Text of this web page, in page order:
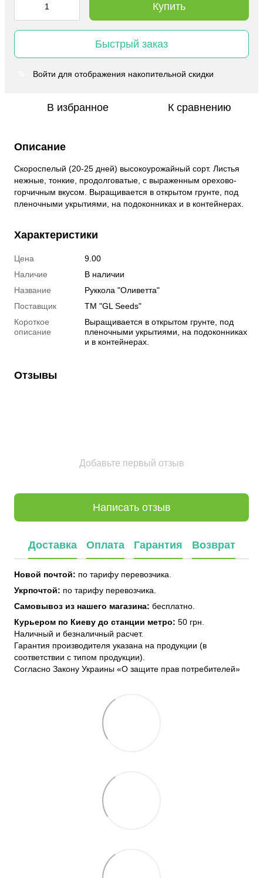
Купить
Быстрый заказ
Войти для отображения накопительной скидки
В избранное К сравнению
Описание
Скороспелый (20-25 дней) высокоурожайный сорт. Листья
нежные, тонкие, продолговатые, с выраженным орехово-
горчичным вкусом. Выращивается в открытом грунте, под
пленочными укрытиями, на подоконниках и в контейнерах.
Характеристики
Цена
9.00
Наличие
В наличии
Название
Руккола "Оливетта"
Поставщик
ТМ "GL Seeds"
Короткое
описание
Выращивается в открытом грунте, под
пленочными укрытиями, на подоконниках
и в контейнерах.
Отзывы
Добавьте первый отзыв
Написать отзыв
Доставка Оплата Гарантия Возврат
Новой почтой: по тарифу перевозчика.
Укрпочтой: по тарифу перевозчика.
Самовывоз из нашего магазина: бесплатно.
Курьером по Киеву до станции метро: 50 грн.
Наличный и безналичный расчет.
Гарантия производителя указана на продукции (в
соответствии с типом продукции).
Согласно Закону Украины «О защите прав потребителей»